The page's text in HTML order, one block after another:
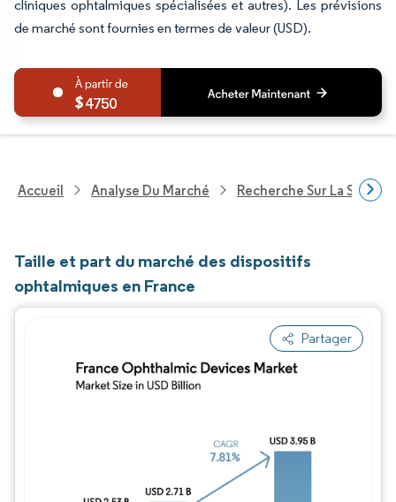
cliniques ophtalmiques spécialisées et autres). Les prévisions
de marché sont fournies en termes de valeur (USD).
4750
Accueil Analyse Du Marché Recherche Sur La Santé
Taille et part du marché des dispositifs
ophtalmiques en France
Partager